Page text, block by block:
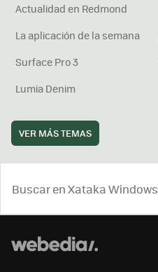
Actualidad en Redmond
La aplicación de la semana
Surface Pro 3
Lumia Denim
VER MÁS TEMAS